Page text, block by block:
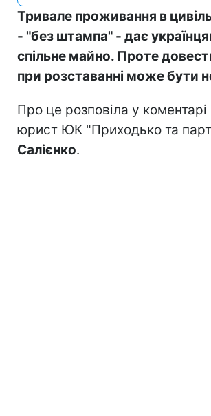
Тривале проживання в
- "без штампа" - дає
спільне майно. Проте
при розставанні може бути
Про це розповіла у коментарі
юрист ЮК "Приходько та
Салієнко.